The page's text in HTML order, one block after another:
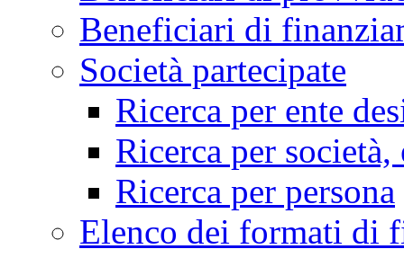
Beneficiari di
Società partecipate
Ricerca per ente
Ricerca per
Ricerca per persona
Elenco dei formati di